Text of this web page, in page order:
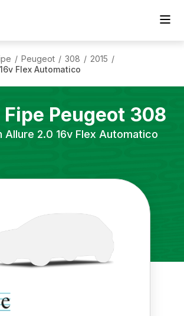
/ Peugeot / 308 / 2015 /
Flex Automatico
Peugeot 308
Allure 2.0 16v Flex Automatico